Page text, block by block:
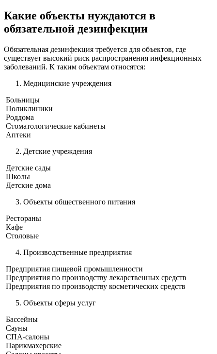
Какие объекты нуждаются в
обязательной дезинфекции
Обязательная дезинфекция требуется для объектов, где
существует высокий риск распространения инфекционных
заболеваний. К таким объектам относятся:
Медицинские учреждения
Больницы
Поликлиники
Роддома
Стоматологические кабинеты
Аптеки
Детские учреждения
Детские сады
Школы
Детские дома
Объекты общественного питания
Рестораны
Кафе
Столовые
Производственные предприятия
Предприятия пищевой промышленности
Предприятия по производству лекарственных средств
Предприятия по производству косметических средств
Объекты сферы услуг
Бассейны
Сауны
СПА-салоны
Парикмахерские